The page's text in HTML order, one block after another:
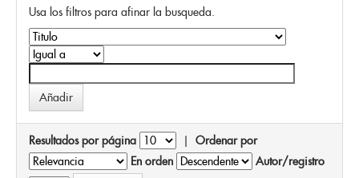
Usa los filtros para afinar la busqueda.
Resultados por página | Ordenar por
En orden
Autor/registro